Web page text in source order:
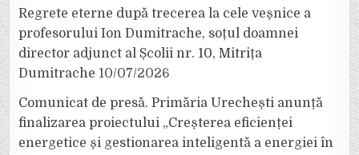
Regrete eterne după trecerea la cele veșnice a
profesorului Ion Dumitrache, soțul doamnei
director adjunct al Școlii nr. 10, Mitrița
Dumitrache 10/07/2026
Comunicat de presă. Primăria Urechești anunță
finalizarea proiectului „Creșterea eficienței
energetice și gestionarea inteligentă a energiei în